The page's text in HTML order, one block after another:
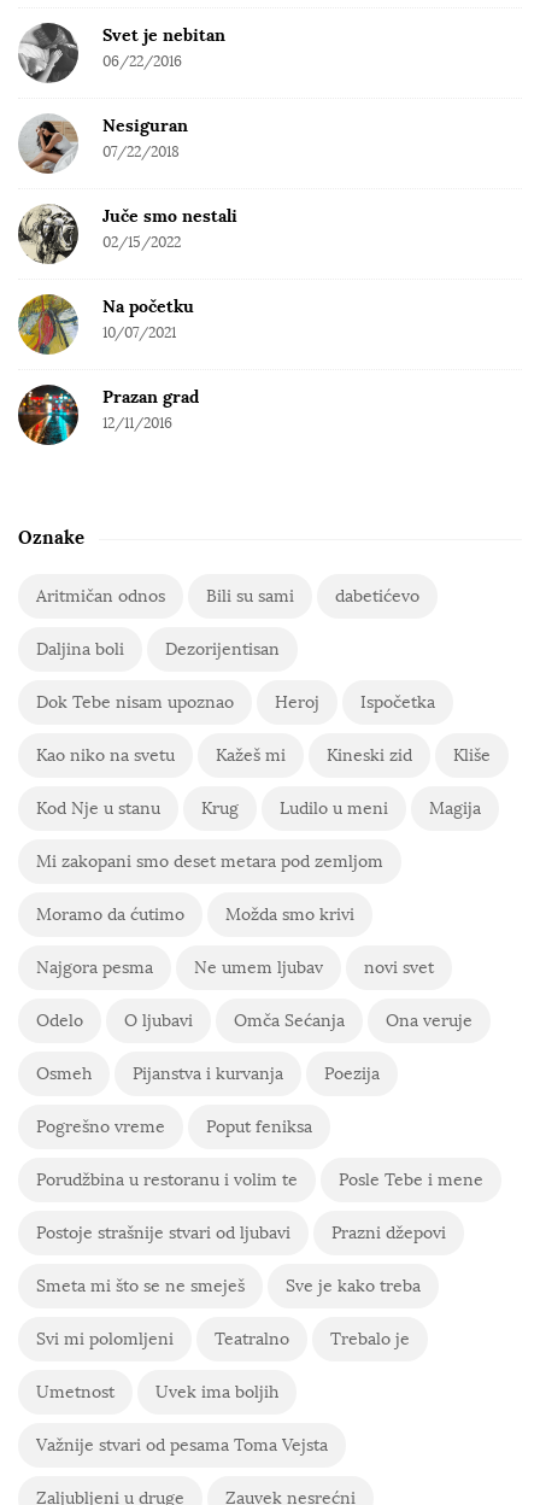
Svet je nebitan
06/22/2016
Nesiguran
07/22/2018
Juče smo nestali
02/15/2022
Na početku
10/07/2021
Prazan grad
12/11/2016
Oznake
Aritmičan odnos Bili su sami dabetićevo
Daljina boli Dezorijentisan
Dok Tebe nisam upoznao Heroj Ispočetka
Kao niko na svetu Kažeš mi Kineski zid Kliše
Kod Nje u stanu Krug Ludilo u meni Magija
Mi zakopani smo deset metara pod zemljom
Moramo da ćutimo Možda smo krivi
Najgora pesma Ne umem ljubav novi svet
Odelo O ljubavi Omča Sećanja Ona veruje
Osmeh Pijanstva i kurvanja Poezija
Pogrešno vreme Poput feniksa
Porudžbina u restoranu i volim te Posle Tebe i mene
Postoje strašnije stvari od ljubavi Prazni džepovi
Smeta mi što se ne smeješ Sve je kako treba
Svi mi polomljeni Teatralno Trebalo je
Umetnost Uvek ima boljih
Važnije stvari od pesama Toma Vejsta
Zaljubljeni u druge Zauvek nesrećni